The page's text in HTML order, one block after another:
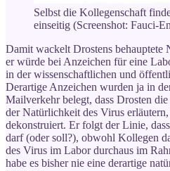
Selbst die Kollegenschaft
einseitig (Screenshot: Fauci-
Damit wackelt Drostens behauptete
er würde bei Anzeichen für eine
in der wissenschaftlichen und
Derartige Anzeichen wurden ja in
Mailverkehr belegt, dass Drosten
der Natürlichkeit des Virus
dekonstruiert. Er folgt der Linie,
darf (oder soll?), obwohl Kollegen
des Virus im Labor durchaus im
habe es bisher nie eine derartige